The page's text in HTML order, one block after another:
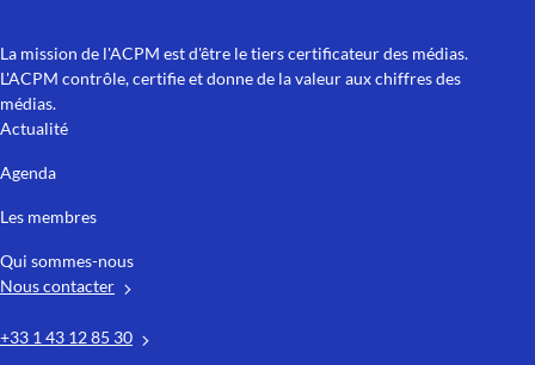
La mission de l'ACPM est d'être le tiers certificateur des médias.
L'ACPM contrôle, certifie et donne de la valeur aux chiffres des
médias.
Actualité
Agenda
Les membres
Qui sommes-nous
Nous contacter
+33 1 43 12 85 30